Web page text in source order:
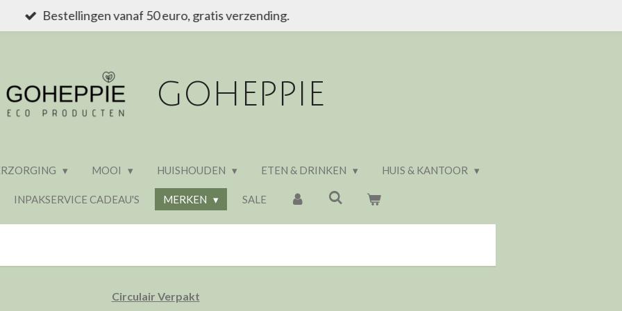
Bestellingen vanaf 50 euro, gratis verzending.
GOHEPPIE
MOOI HUISHOUDEN ETEN & DRINKEN HUIS & KANTOOR
INPAKSERVICE CADEAU'S MERKEN SALE
Circulair Verpakt